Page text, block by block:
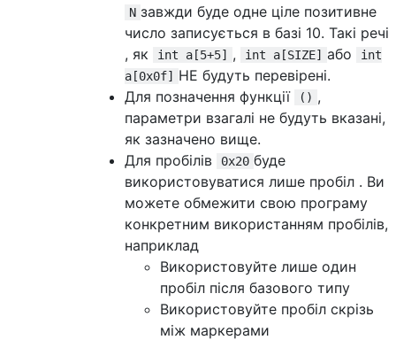
N завжди буде одне ціле позитивне
число записується в базі 10. Такі речі
, як
int a[5+5] , int a[SIZE] або
int
a[0x0f]
НЕ будуть перевірені.
Для позначення функції
() ,
параметри взагалі не будуть вказані,
як зазначено вище.
Для пробілів
0x20 буде
використовуватися лише пробіл . Ви
можете обмежити свою програму
конкретним використанням пробілів,
наприклад
Використовуйте лише один
пробіл після базового типу
Використовуйте пробіл скрізь
між маркерами